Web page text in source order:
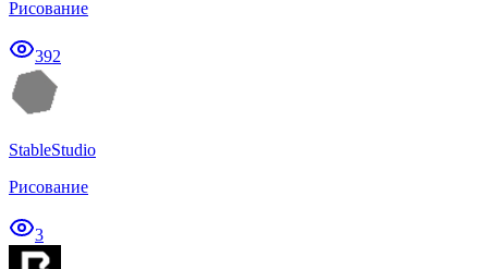
Рисование
392
StableStudio
Рисование
3